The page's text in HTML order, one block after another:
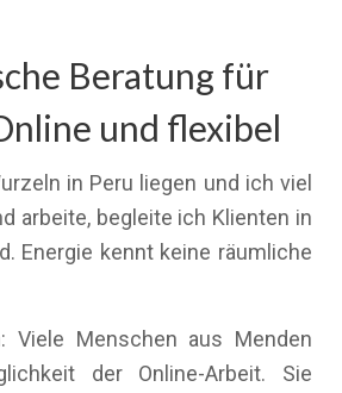
Beratung für
und flexibel
in Peru liegen und ich viel
arbeite, begleite ich Klienten in
Energie kennt keine räumliche
Viele Menschen aus Menden
der Online-Arbeit. Sie